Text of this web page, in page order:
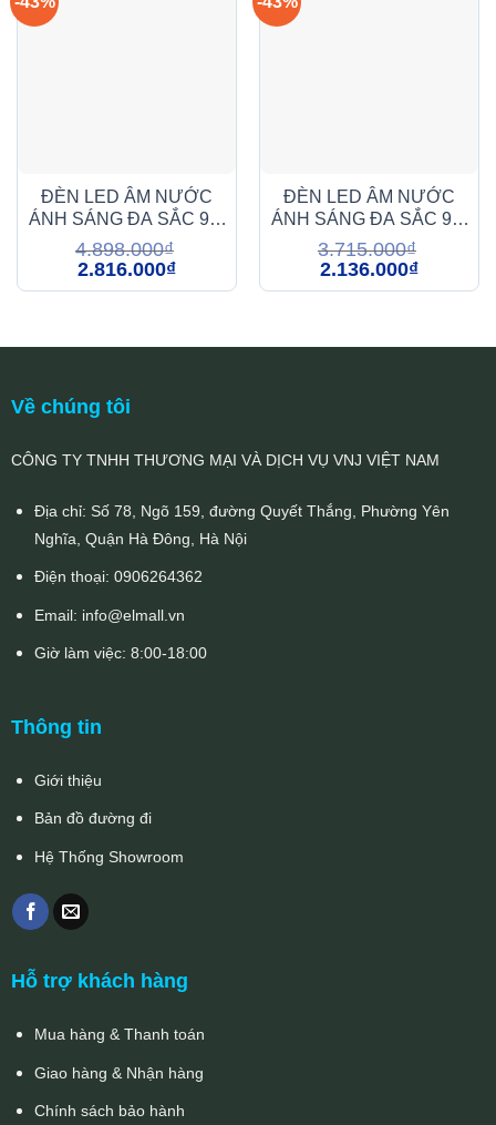
ĐÈN LED ÂM NƯỚC
ÁNH SÁNG ĐA SẮC 9W
(DMA1099)
4.898.000₫
Giá
gốc
là:
2.816.000₫Giá
tại
ĐÈN LED ÂM NƯỚC
ÁNH SÁNG ĐA SẮC 9W
(DMA2099)
3.715.000₫
Giá
gốc
là:
2.136.000₫Giá
tại
Về chúng tôi
CÔNG TY TNHH THƯƠNG MẠI VÀ DỊCH VỤ VNJ VIỆT NAM
Địa chỉ: Số 78, Ngõ 159, đường Quyết Thắng, Phường Yên
Nghĩa, Quận Hà Đông, Hà Nội
Điện thoại: 0906264362
Email: info@elmall.vn
Giờ làm việc: 8:00-18:00
Thông tin
Giới thiệu
Bản đồ đường đi
Hệ Thống Showroom
Hỗ trợ khách hàng
Mua hàng & Thanh toán
Giao hàng & Nhận hàng
Chính sách bảo hành